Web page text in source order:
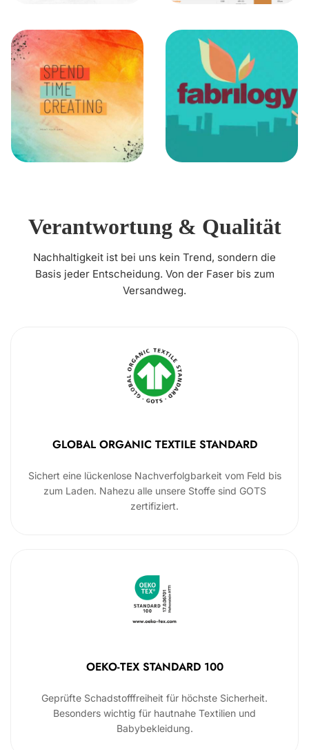
Verantwortung & Qualität
Nachhaltigkeit ist bei uns kein Trend, sondern die
Basis jeder Entscheidung. Von der Faser bis zum
Versandweg.
GLOBAL ORGANIC TEXTILE STANDARD
Sichert eine lückenlose Nachverfolgbarkeit vom Feld bis
zum Laden. Nahezu alle unsere Stoffe sind GOTS
zertifiziert.
OEKO-TEX STANDARD 100
Geprüfte Schadstofffreiheit für höchste Sicherheit.
Besonders wichtig für hautnahe Textilien und
Babybekleidung.